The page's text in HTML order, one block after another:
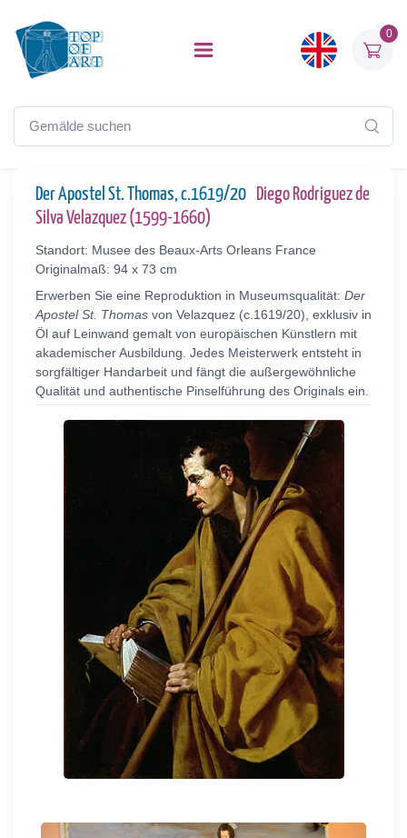
0
Der Apostel St. Thomas, c.1619/20
Diego Rodriguez de
Silva Velazquez (1599-1660)
Standort: Musee des Beaux-Arts Orleans France
Originalmaß: 94 x 73 cm
Erwerben Sie eine Reproduktion in Museumsqualität: Der
Apostel St. Thomas von Velazquez (c.1619/20), exklusiv in
Öl auf Leinwand gemalt von europäischen Künstlern mit
akademischer Ausbildung. Jedes Meisterwerk entsteht in
sorgfältiger Handarbeit und fängt die außergewöhnliche
Qualität und authentische Pinselführung des Originals ein.